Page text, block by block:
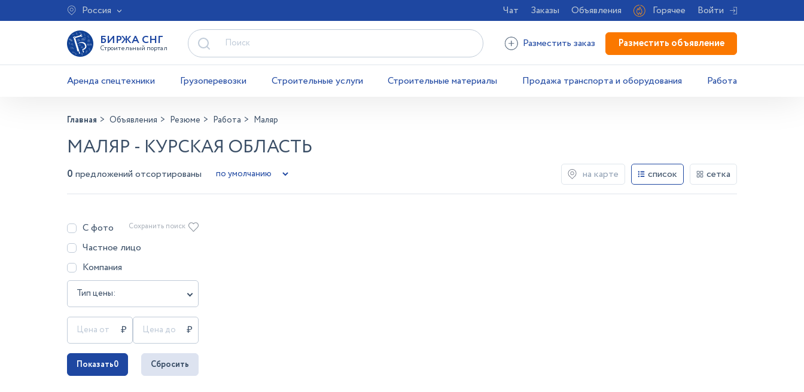
Россия Чат Заказы Объявления Горячее Войти
БИРЖА СНГ
Строительный портал Разместить заказ Разместить объявление
Аренда спецтехники Грузоперевозки Строительные услуги Строительные материалы Продажа транспорта и оборудования Работа
Главная Объявления Резюме Работа Маляр
МАЛЯР - КУРСКАЯ ОБЛАСТЬ
0 предложений отсортированы на карте список сетка
С фото
Частное лицо
Компания
Тип цены:
Сохранить поиск
Показать0 Сбросить